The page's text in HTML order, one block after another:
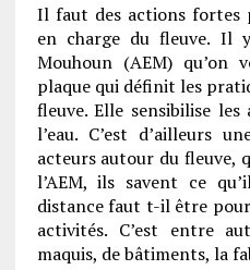
Il faut des actions fortes
en charge du fleuve. Il
Mouhoun (AEM) qu’on
plaque qui définit les
fleuve. Elle sensibilise
l’eau. C’est d’ailleurs
acteurs autour du fleuve,
l’AEM, ils savent ce
distance faut t-il être
activités. C’est entre
maquis, de bâtiments, la